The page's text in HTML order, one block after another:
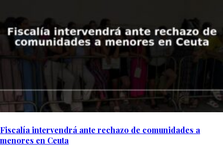
Fiscalía intervendrá ante rechazo de comunidades a
menores en Ceuta